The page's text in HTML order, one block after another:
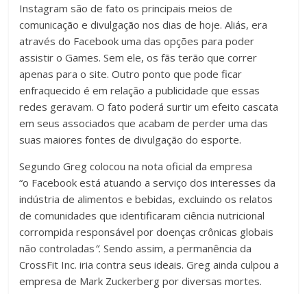
Instagram são de fato os principais meios de
comunicação e divulgação nos dias de hoje. Aliás, era
através do Facebook uma das opções para poder
assistir o Games. Sem ele, os fãs terão que correr
apenas para o site. Outro ponto que pode ficar
enfraquecido é em relação a publicidade que essas
redes geravam. O fato poderá surtir um efeito cascata
em seus associados que acabam de perder uma das
suas maiores fontes de divulgação do esporte.
Segundo Greg colocou na nota oficial da empresa
“o Facebook está atuando a serviço dos interesses da
indústria de alimentos e bebidas, excluindo os relatos
de comunidades que identificaram ciência nutricional
corrompida responsável por doenças crônicas globais
não controladas“. Sendo assim, a permanência da
CrossFit Inc. iria contra seus ideais. Greg ainda culpou a
empresa de Mark Zuckerberg por diversas mortes.